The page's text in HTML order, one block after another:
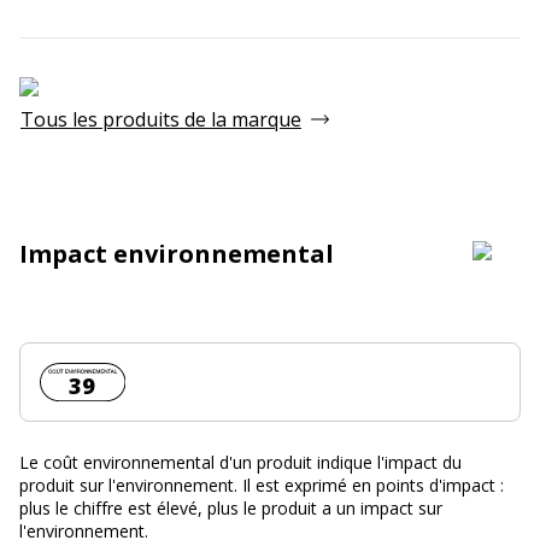
Tous les produits de la marque
Impact environnemental
Coût environnemental :
39
Le coût environnemental d'un produit indique l'impact du
produit sur l'environnement. Il est exprimé en points d'impact :
plus le chiffre est élevé, plus le produit a un impact sur
l'environnement.